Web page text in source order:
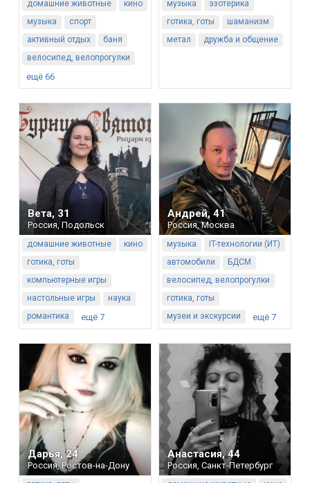
домашние животные
кино
музыка
спорт
активный отдых
баня
велосипед, велопрогулки
ещё 66
музыка
эзотерика
готика, готы
шаманизм
метал
дружба и общение
Вета, 31
Россия,Подольск
домашние животные
кино
готика, готы
компьютерные игры
настольные игры
наука
романтика
ещё 7
Андрей, 41
Россия,Москва
музыка
IT-технологии (ИТ)
автомобили
БДСМ
велосипед, велопрогулки
готика, готы
музеи и экскурсии
ещё 7
Дарья,24
Россия,Ростов-на-Дону
Анастасия,44
Россия, Санкт-Петербург